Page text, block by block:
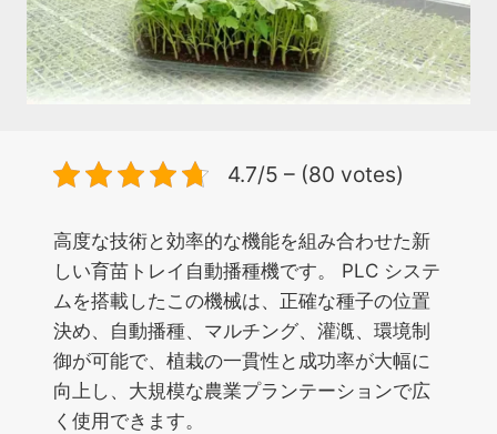
4.7/5 – (80 votes)
高度な技術と効率的な機能を組み合わせた新
しい育苗トレイ自動播種機です。 PLC システ
ムを搭載したこの機械は、正確な種子の位置
決め、自動播種、マルチング、灌漑、環境制
御が可能で、植栽の一貫性と成功率が大幅に
向上し、大規模な農業プランテーションで広
く使用できます。